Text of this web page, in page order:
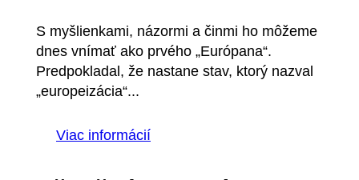
S myšlienkami, názormi a činmi ho môžeme
dnes vnímať ako prvého „Európana“.
Predpokladal, že nastane stav, ktorý nazval
„europeizácia“...
Viac informácií